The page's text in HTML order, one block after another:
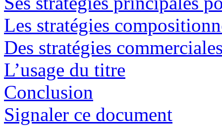
Les stratégies
Des stratégies
L’usage du titre
Conclusion
Signaler ce document